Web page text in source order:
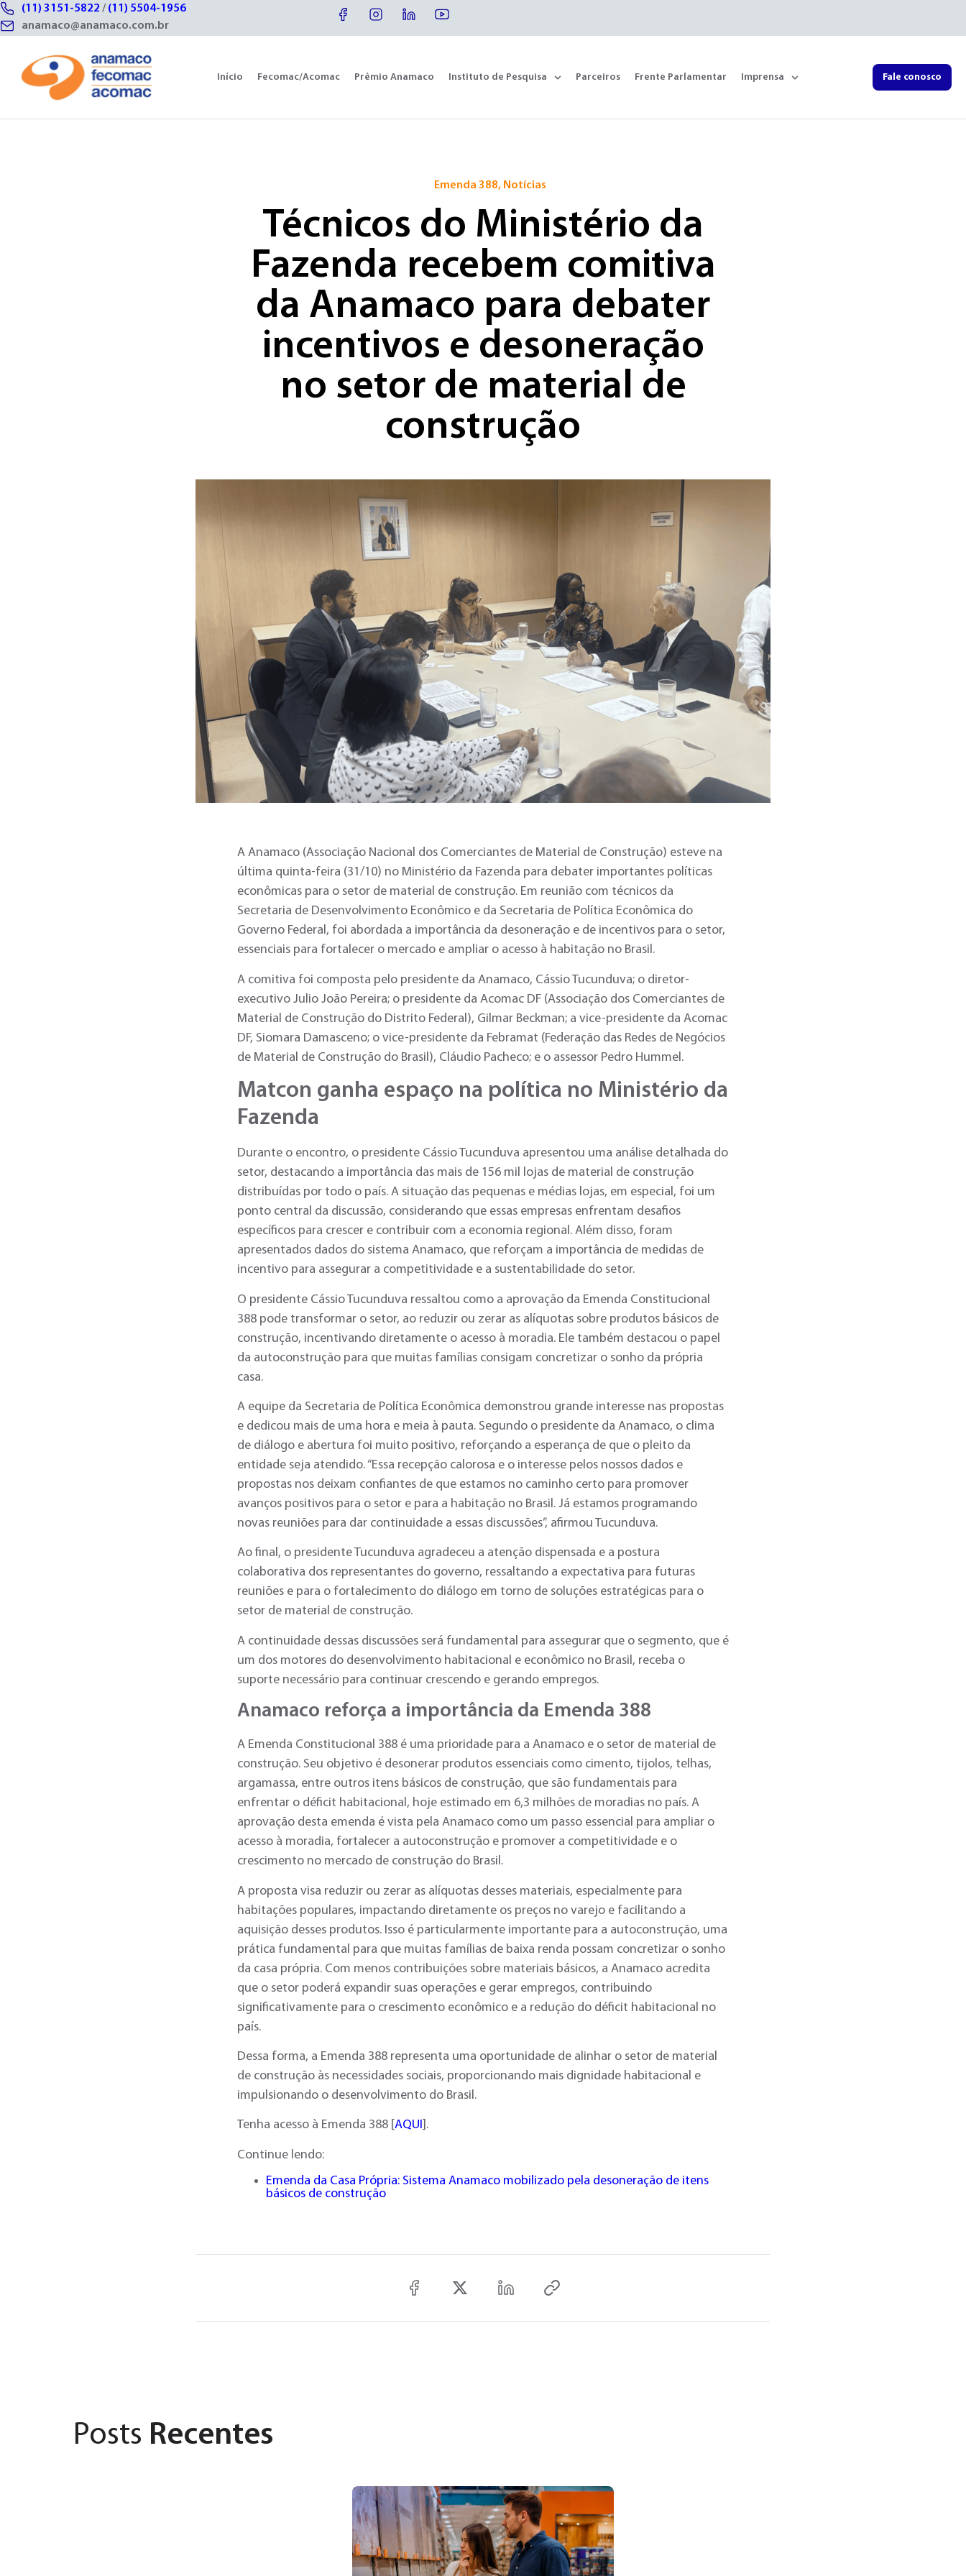
(11) 3151-5822 / (11) 5504-1956
anamaco@anamaco.com.br
Início Fecomac/Acomac Prêmio Anamaco Instituto de Pesquisa Parceiros Frente Parlamentar Imprensa Fale conosco
Emenda 388, Notícias
Técnicos do Ministério da
Fazenda recebem comitiva
da Anamaco para debater
incentivos e desoneração
no setor de material de
construção
A Anamaco (Associação Nacional dos Comerciantes de Material de Construção) esteve na
última quinta-feira (31/10) no Ministério da Fazenda para debater importantes políticas
econômicas para o setor de material de construção. Em reunião com técnicos da
Secretaria de Desenvolvimento Econômico e da Secretaria de Política Econômica do
Governo Federal, foi abordada a importância da desoneração e de incentivos para o setor,
essenciais para fortalecer o mercado e ampliar o acesso à habitação no Brasil.
A comitiva foi composta pelo presidente da Anamaco, Cássio Tucunduva; o diretor-
executivo Julio João Pereira; o presidente da Acomac DF (Associação dos Comerciantes de
Material de Construção do Distrito Federal), Gilmar Beckman; a vice-presidente da Acomac
DF, Siomara Damasceno; o vice-presidente da Febramat (Federação das Redes de Negócios
de Material de Construção do Brasil), Cláudio Pacheco; e o assessor Pedro Hummel.
Matcon ganha espaço na política no Ministério da
Fazenda
Durante o encontro, o presidente Cássio Tucunduva apresentou uma análise detalhada do
setor, destacando a importância das mais de 156 mil lojas de material de construção
distribuídas por todo o país. A situação das pequenas e médias lojas, em especial, foi um
ponto central da discussão, considerando que essas empresas enfrentam desafios
específicos para crescer e contribuir com a economia regional. Além disso, foram
apresentados dados do sistema Anamaco, que reforçam a importância de medidas de
incentivo para assegurar a competitividade e a sustentabilidade do setor.
O presidente Cássio Tucunduva ressaltou como a aprovação da Emenda Constitucional
388 pode transformar o setor, ao reduzir ou zerar as alíquotas sobre produtos básicos de
construção, incentivando diretamente o acesso à moradia. Ele também destacou o papel
da autoconstrução para que muitas famílias consigam concretizar o sonho da própria
casa.
A equipe da Secretaria de Política Econômica demonstrou grande interesse nas propostas
e dedicou mais de uma hora e meia à pauta. Segundo o presidente da Anamaco, o clima
de diálogo e abertura foi muito positivo, reforçando a esperança de que o pleito da
entidade seja atendido. “Essa recepção calorosa e o interesse pelos nossos dados e
propostas nos deixam confiantes de que estamos no caminho certo para promover
avanços positivos para o setor e para a habitação no Brasil. Já estamos programando
novas reuniões para dar continuidade a essas discussões”, afirmou Tucunduva.
Ao final, o presidente Tucunduva agradeceu a atenção dispensada e a postura
colaborativa dos representantes do governo, ressaltando a expectativa para futuras
reuniões e para o fortalecimento do diálogo em torno de soluções estratégicas para o
setor de material de construção.
A continuidade dessas discussões será fundamental para assegurar que o segmento, que é
um dos motores do desenvolvimento habitacional e econômico no Brasil, receba o
suporte necessário para continuar crescendo e gerando empregos.
Anamaco reforça a importância da Emenda 388
A Emenda Constitucional 388 é uma prioridade para a Anamaco e o setor de material de
construção. Seu objetivo é desonerar produtos essenciais como cimento, tijolos, telhas,
argamassa, entre outros itens básicos de construção, que são fundamentais para
enfrentar o déficit habitacional, hoje estimado em 6,3 milhões de moradias no país. A
aprovação desta emenda é vista pela Anamaco como um passo essencial para ampliar o
acesso à moradia, fortalecer a autoconstrução e promover a competitividade e o
crescimento no mercado de construção do Brasil.
A proposta visa reduzir ou zerar as alíquotas desses materiais, especialmente para
habitações populares, impactando diretamente os preços no varejo e facilitando a
aquisição desses produtos. Isso é particularmente importante para a autoconstrução, uma
prática fundamental para que muitas famílias de baixa renda possam concretizar o sonho
da casa própria. Com menos contribuições sobre materiais básicos, a Anamaco acredita
que o setor poderá expandir suas operações e gerar empregos, contribuindo
significativamente para o crescimento econômico e a redução do déficit habitacional no
país.
Dessa forma, a Emenda 388 representa uma oportunidade de alinhar o setor de material
de construção às necessidades sociais, proporcionando mais dignidade habitacional e
impulsionando o desenvolvimento do Brasil.
Tenha acesso à Emenda 388 [ AQUI ].
Continue lendo:
Emenda da Casa Própria: Sistema Anamaco mobilizado pela desoneração de itens
básicos de construção
Posts Recentes